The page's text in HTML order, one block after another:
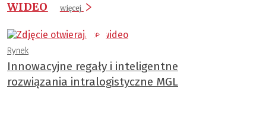
WIDEO
więcej
Rynek
Innowacyjne regały i inteligentne
rozwiązania intralogistyczne MGL